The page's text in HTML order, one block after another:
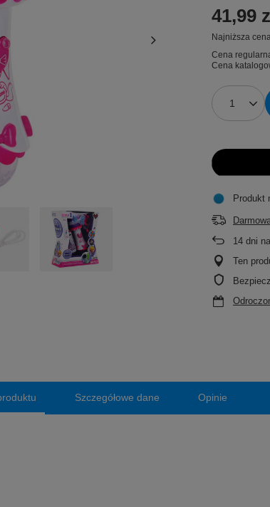
41,99
Najniższa
Cena
Cena
Produkt
14dni
Ten
Szczegółowe dane Opinie